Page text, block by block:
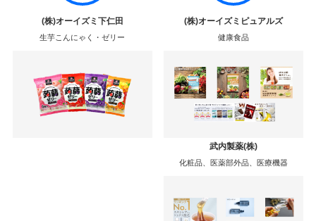
(株)オーイズミ下仁田
生芋こんにゃく・ゼリー
(株)オーイズミピュアルズ
健康食品
武内製薬(株)
化粧品、医薬部外品、医療機器